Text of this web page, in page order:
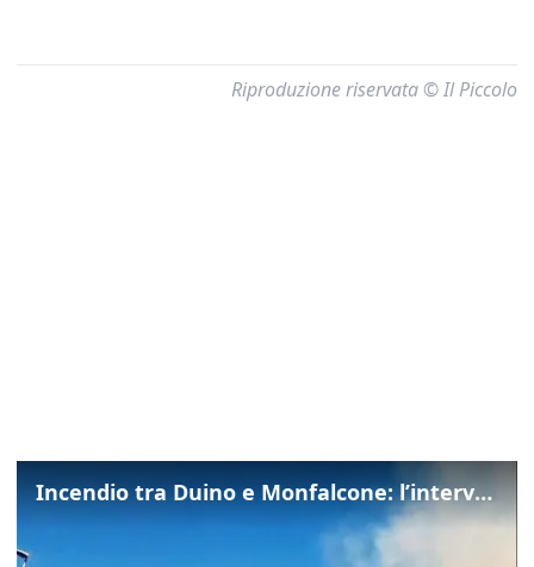
Riproduzione riservata © Il Piccolo
Incendio tra Duino e Monfalcone: l’intervento dei vigili del fuoco